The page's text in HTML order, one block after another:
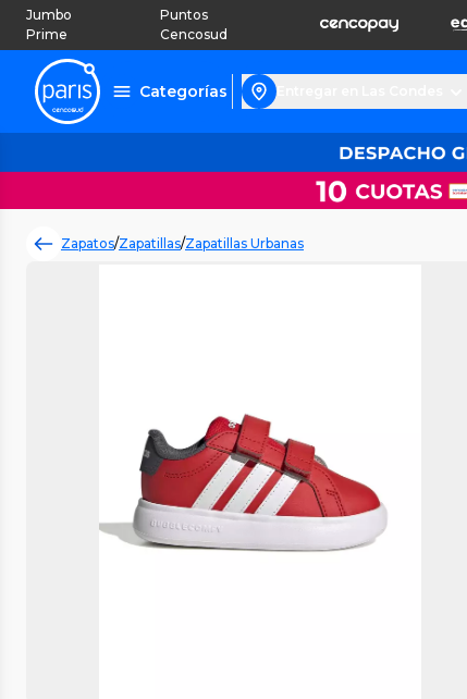
Jumbo
Prime
Puntos
Cencosud
Categorías
Zapatos/Zapatillas/Zapatillas Urbanas